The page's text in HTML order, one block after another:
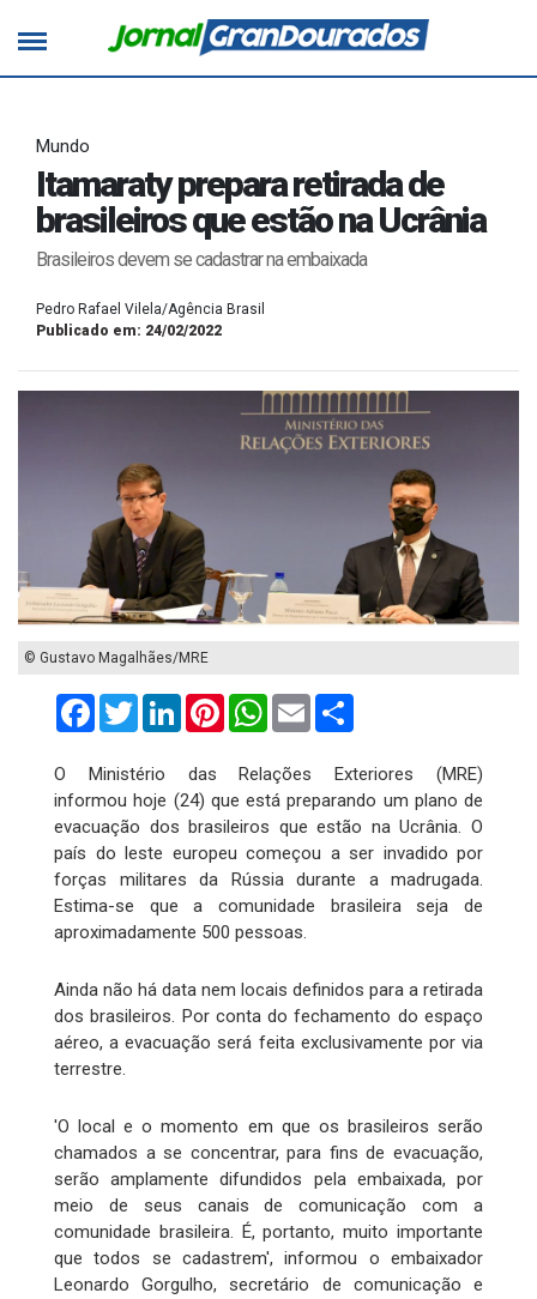
Mundo
Itamaraty prepara retirada de
brasileiros que estão na Ucrânia
Brasileiros devem se cadastrar na embaixada
Pedro Rafael Vilela/Agência Brasil
Publicado em: 24/02/2022
© Gustavo Magalhães/MRE
FacebookTwitterLinkedInPinterestWhatsApp
Email
O Ministério das Relações Exteriores (MRE)
informou hoje (24) que está preparando um plano de
evacuação dos brasileiros que estão na Ucrânia. O
país do leste europeu começou a ser invadido por
forças militares da Rússia durante a madrugada.
Estima-se que a comunidade brasileira seja de
aproximadamente 500 pessoas.
Ainda não há data nem locais definidos para a retirada
dos brasileiros. Por conta do fechamento do espaço
aéreo, a evacuação será feita exclusivamente por via
terrestre.
'O local e o momento em que os brasileiros serão
chamados a se concentrar, para fins de evacuação,
serão amplamente difundidos pela embaixada, por
meio de seus canais de comunicação com a
comunidade brasileira. É, portanto, muito importante
que todos se cadastrem', informou o embaixador
Leonardo Gorgulho, secretário de comunicação e